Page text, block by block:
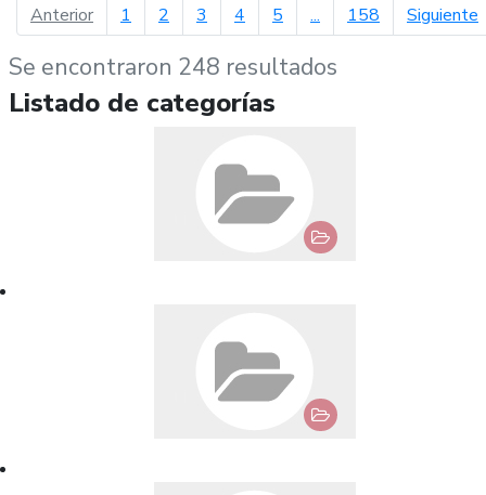
Anteriorpágina anterior
1 2 3 4 5 ... 158 Siguiente
Se encontraron 248 resultados
Listado de categorías